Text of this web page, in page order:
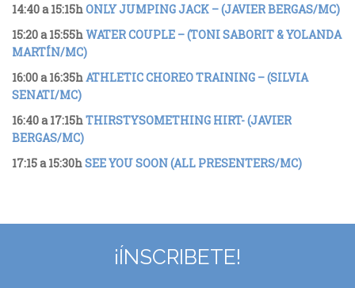
14:40 a 15:15hONLY JUMPING JACK – (JAVIER BERGAS/MC)
15:20 a 15:55hWATER COUPLE – (TONI SABORIT & YOLANDA
MARTÍN/MC)
16:00 a 16:35hATHLETIC CHOREO TRAINING – (SILVIA
SENATI/MC)
16:40 a 17:15hTHIRSTYSOMETHING HIRT- (JAVIER
BERGAS/MC)
17:15 a 15:30hSEE YOU SOON (ALL PRESENTERS/MC)
¡ÍNSCRIBETE!